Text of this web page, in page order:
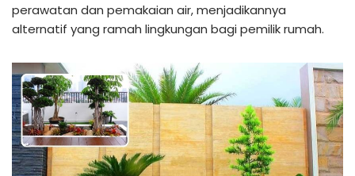
perawatan dan pemakaian air, menjadikannya
alternatif yang ramah lingkungan bagi pemilik rumah.